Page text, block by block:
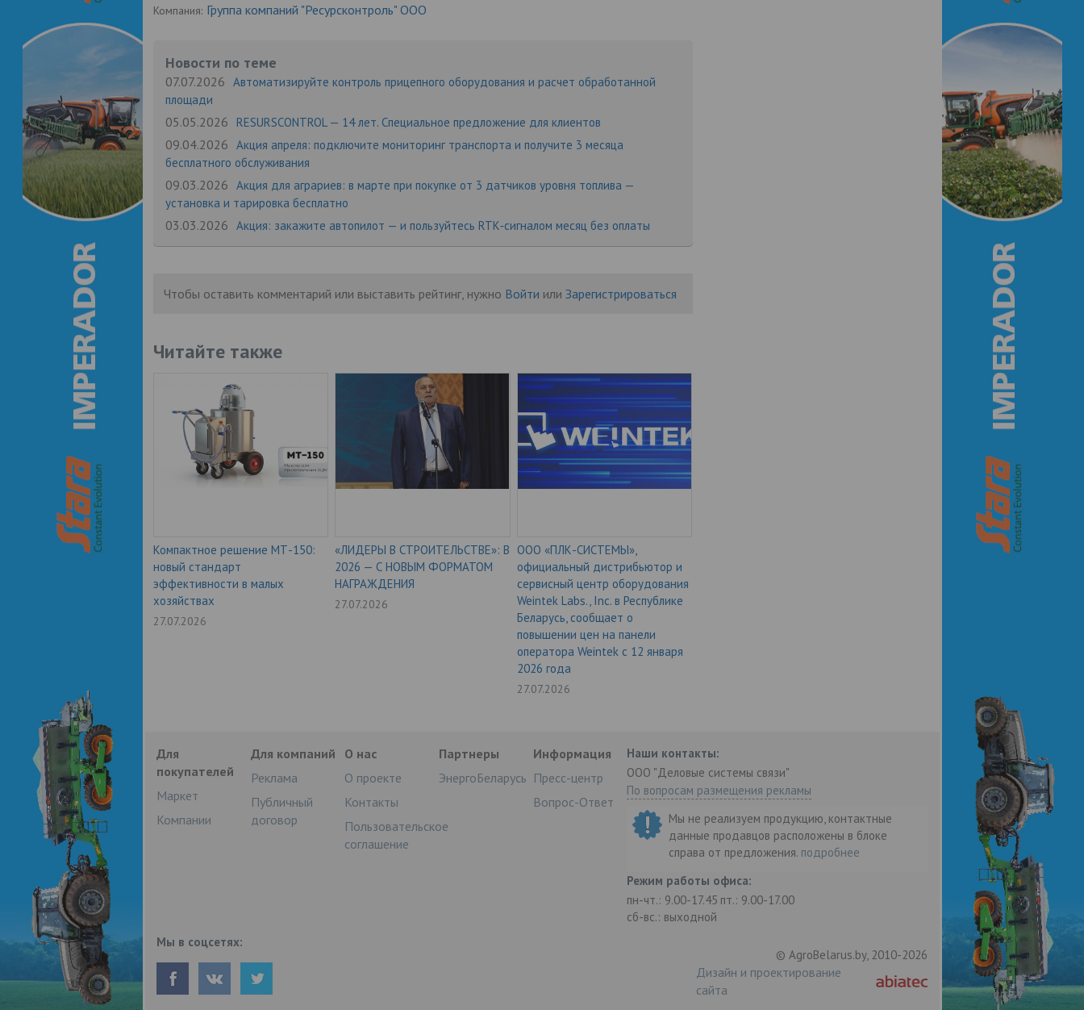
Компания: Группа компаний "Ресурсконтроль" ООО
Новости по теме
07.07.2026 Автоматизируйте контроль прицепного оборудования и расчет обработанной
площади
05.05.2026 RESURSCONTROL — 14 лет. Специальное предложение для клиентов
09.04.2026 Акция апреля: подключите мониторинг транспорта и получите 3 месяца
бесплатного обслуживания
09.03.2026 Акция для аграриев: в марте при покупке от 3 датчиков уровня топлива —
установка и тарировка бесплатно
03.03.2026 Акция: закажите автопилот — и пользуйтесь RTK‑сигналом месяц без оплаты
Чтобы оставить комментарий или выставить рейтинг, нужно Войти или Зарегистрироваться
Читайте также
Компактное решение МТ-150:
новый стандарт
эффективности в малых
хозяйствах
27.07.2026
«ЛИДЕРЫ В СТРОИТЕЛЬСТВЕ»: В
2026 — С НОВЫМ ФОРМАТОМ
НАГРАЖДЕНИЯ
27.07.2026
ООО «ПЛК-СИСТЕМЫ»,
официальный дистрибьютор и
сервисный центр оборудования
Weintek Labs., Inc. в Республике
Беларусь, сообщает о
повышении цен на панели
оператора Weintek с 12 января
2026 года
27.07.2026
Для
покупателей
Маркет
Компании
Для компаний
Реклама
Публичный
договор
О нас
О проекте
Контакты
Пользовательское
соглашение
Партнеры
ЭнергоБеларусь
Информация
Пресс-центр
Вопрос-Ответ
Наши контакты:
ООО "Деловые системы связи"
По вопросам размещения рекламы
Мы не реализуем продукцию, контактные
данные продавцов расположены в блоке
справа от предложения. подробнее
Режим работы офиса:
пн-чт.: 9.00-17.45 пт.: 9.00-17.00
сб-вс.: выходной
Мы в соцсетях:
© AgroBelarus.by, 2010-2026
Дизайн и проектирование
сайта